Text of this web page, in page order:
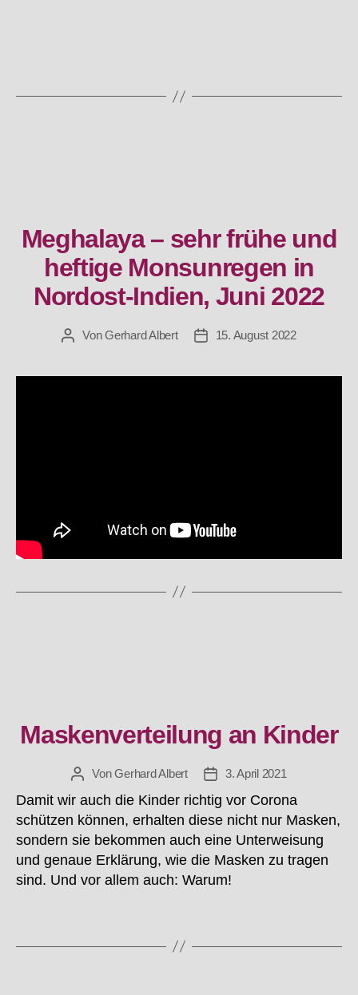
Kategorien
Meghalaya – sehr frühe und
heftige Monsunregen in
Nordost-Indien, Juni 2022
Beitragsautor
VonGerhard Albert Beitragsdatum
15. August 2022
Kategorien
Maskenverteilung an Kinder
Beitragsautor
VonGerhard Albert Beitragsdatum
3. April 2021
Damit wir auch die Kinder richtig vor Corona
schützen können, erhalten diese nicht nur Masken,
sondern sie bekommen auch eine Unterweisung
und genaue Erklärung, wie die Masken zu tragen
sind. Und vor allem auch: Warum!